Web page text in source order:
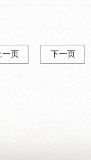
一页 下一页